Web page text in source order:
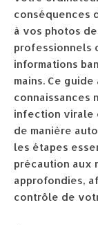
conséquences
à vos photos
professionnels
informations
mains. Ce
connaissances
infection virale
de manière
les étapes
précaution aux
approfondies,
contrôle de